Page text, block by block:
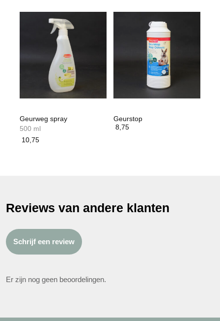
Geurweg spray
500 ml
10,75
Geurstop
8,75
Reviews van andere klanten
Schrijf een review
Er zijn nog geen beoordelingen.